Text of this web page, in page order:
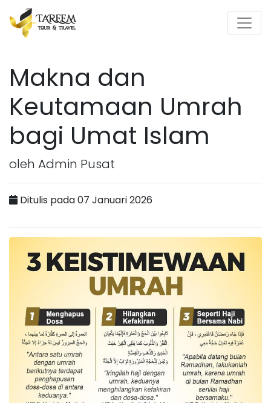
Makna dan
Keutamaan Umrah
bagi Umat Islam
oleh Admin Pusat
Ditulis pada 07 Januari 2026